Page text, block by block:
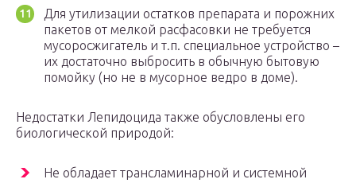
Для утилизации остатков препарата и порожних
пакетов от мелкой расфасовки не требуется
мусоросжигатель и т.п. специальное устройство –
их достаточно выбросить в обычную бытовую
помойку (но не в мусорное ведро в доме).
Недостатки Лепидоцида также обусловлены его
биологической природой:
Не обладает трансламинарной и системной